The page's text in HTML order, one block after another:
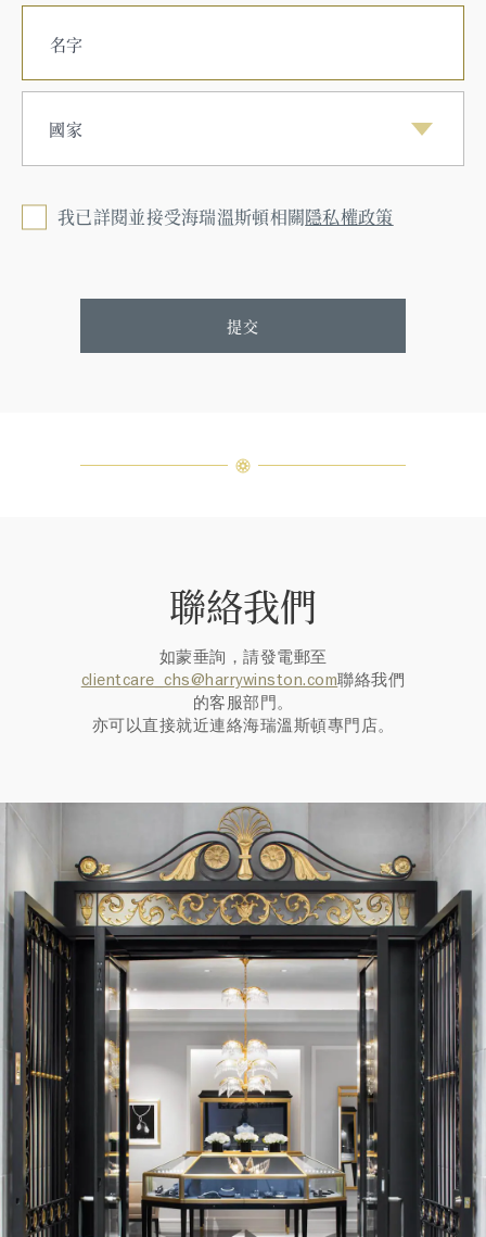
名字
我已詳閱並接受海瑞溫斯頓相關隱私權政策
提交
聯絡我們
如蒙垂詢，請發電郵至
clientcare_chs@harrywinston.com聯絡我們
的客服部門。
亦可以直接就近連絡海瑞溫斯頓專門店。